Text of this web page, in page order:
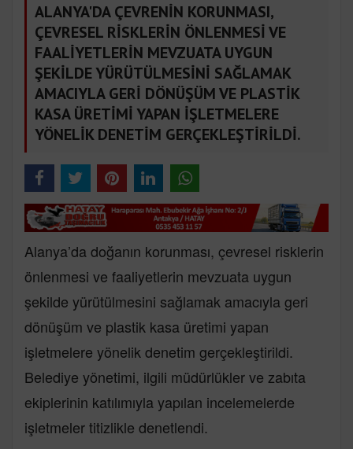
ALANYA'DA ÇEVRENİN KORUNMASI,
ÇEVRESEL RİSKLERİN ÖNLENMESİ VE
FAALİYETLERİN MEVZUATA UYGUN
ŞEKİLDE YÜRÜTÜLMESİNİ SAĞLAMAK
AMACIYLA GERİ DÖNÜŞÜM VE PLASTİK
KASA ÜRETİMİ YAPAN İŞLETMELERE
YÖNELİK DENETİM GERÇEKLEŞTİRİLDİ.
Alanya’da doğanın korunması, çevresel risklerin
önlenmesi ve faaliyetlerin mevzuata uygun
şekilde yürütülmesini sağlamak amacıyla geri
dönüşüm ve plastik kasa üretimi yapan
işletmelere yönelik denetim gerçekleştirildi.
Belediye yönetimi, ilgili müdürlükler ve zabıta
ekiplerinin katılımıyla yapılan incelemelerde
işletmeler titizlikle denetlendi.